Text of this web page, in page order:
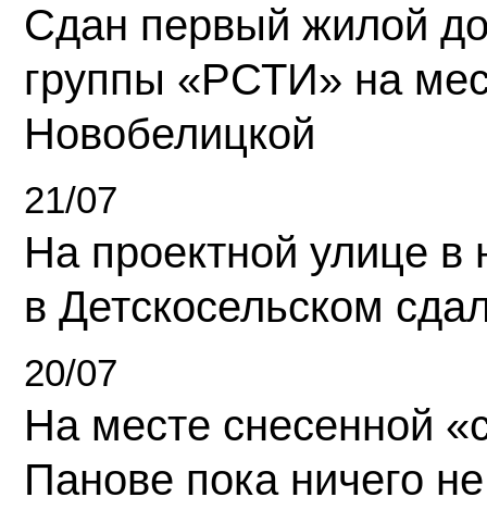
Сдан первый жилой
группы «РСТИ» на
Новобелицкой
21/07
На проектной улице
в Детскосельском
20/07
На месте снесенной
Панове пока ничего